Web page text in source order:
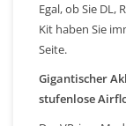
Egal, ob Sie DL,
Kit haben Sie
Seite.
Gigantischer
stufenlose